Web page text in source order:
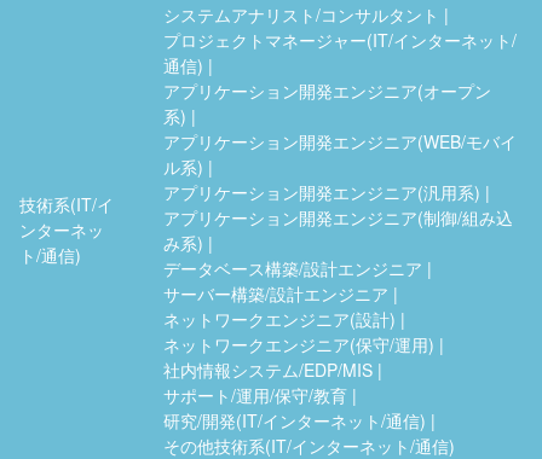
技術系(IT/イ
ンターネッ
ト/通信)
システムアナリスト/コンサルタント
プロジェクトマネージャー(IT/インターネット/
通信)
アプリケーション開発エンジニア(オープン
系)
アプリケーション開発エンジニア(WEB/モバイ
ル系)
アプリケーション開発エンジニア(汎用系)
アプリケーション開発エンジニア(制御/組み込
み系)
データベース構築/設計エンジニア
サーバー構築/設計エンジニア
ネットワークエンジニア(設計)
ネットワークエンジニア(保守/運用)
社内情報システム/EDP/MIS
サポート/運用/保守/教育
研究/開発(IT/インターネット/通信)
その他技術系(IT/インターネット/通信)